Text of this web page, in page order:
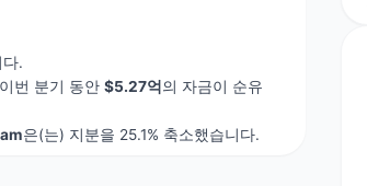
.
번 분기 동안 $5.27억 의 자금이 순유
은(는) 지분을 25.1% 축소했습니다.